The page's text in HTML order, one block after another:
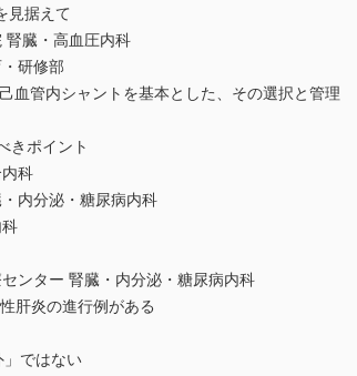
見据えて
臓・高血圧内科
研修部
血管内シャントを基本とした、その選択と管理
きポイント
科
内分泌・糖尿病内科
ター 腎臓・内分泌・糖尿病内科
肝炎の進行例がある
」ではない